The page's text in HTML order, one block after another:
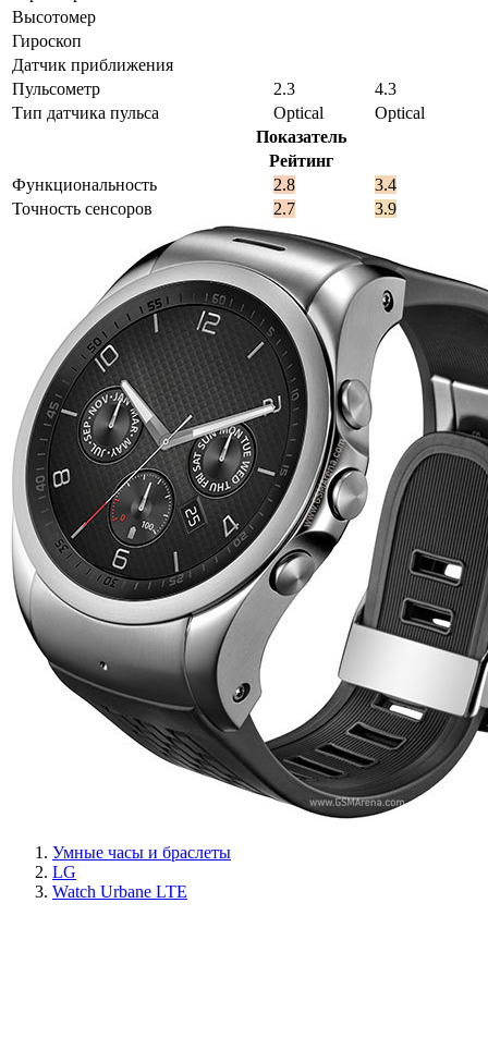
Высотомер
Гироскоп
Датчик приближения
Пульсометр
2.3
4.3
Тип датчика пульса
Optical
Optical
Показатель
Рейтинг
Функциональность
2.8
3.4
Точность сенсоров
2.7 3.9
Умные часы и браслеты
LG
Watch Urbane LTE